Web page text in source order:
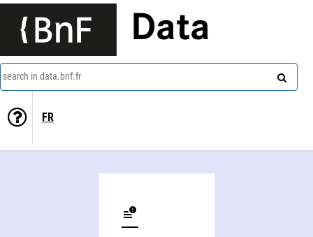
Data
search in data.bnf.fr
FR